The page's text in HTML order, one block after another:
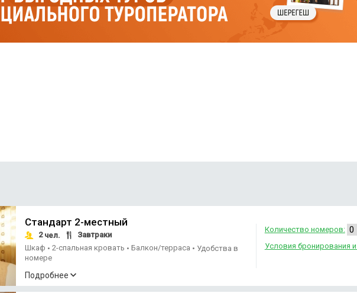
Стандарт 2-местный
2чел.
Завтраки
Шкаф • 2-спальная кровать • Балкон/терраса • Удобства в
номере
Подробнее
Количество номеров:
Условия бронирования